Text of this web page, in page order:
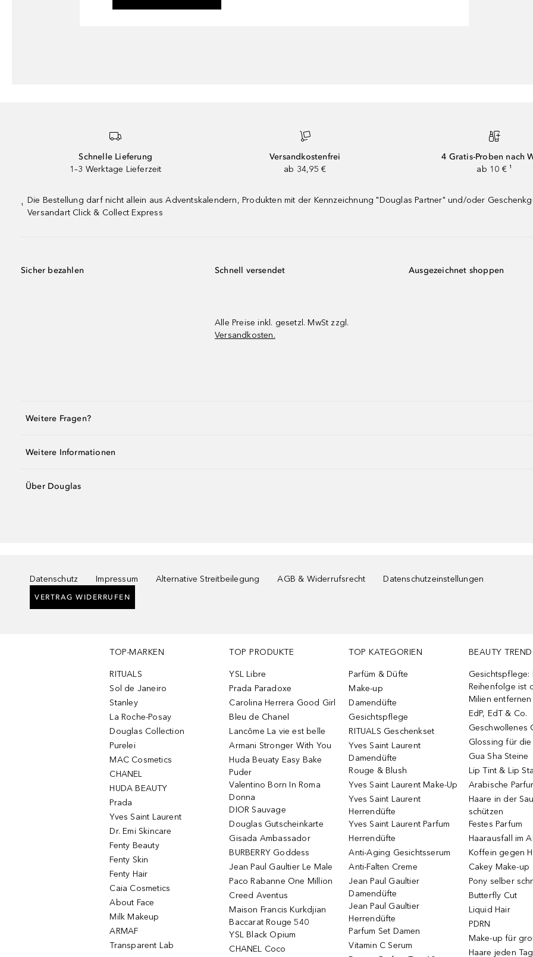
Schnelle Lieferung
1–3 Werktage Lieferzeit
Versandkostenfrei
ab 34,95 €
4 Gratis-Proben nach
ab 10 € ¹
¹
Die Bestellung darf nicht allein aus Adventskalendern, Produkten mit der Kennzeichnung "Douglas Partner" und/oder
Versandart Click & Collect Express
Sicher bezahlen Schnell versendet
Alle Preise inkl. gesetzl. MwSt zzgl.
Versandkosten.
Ausgezeichnet shoppen
Weitere Fragen?
Weitere Informationen
Über Douglas
Datenschutz Impressum Alternative Streitbeilegung AGB & Widerrufsrecht Datenschutzeinstellungen
VERTRAG WIDERRUFEN
TOP-MARKEN
RITUALS
Sol de Janeiro
Stanley
La Roche-Posay
Douglas Collection
Purelei
MAC Cosmetics
CHANEL
HUDA BEAUTY
Prada
Yves Saint Laurent
Dr. Emi Skincare
Fenty Beauty
Fenty Skin
Fenty Hair
Caia Cosmetics
About Face
Milk Makeup
ARMAF
Transparent Lab
TOP PRODUKTE
YSL Libre
Prada Paradoxe
Carolina Herrera Good Girl
Bleu de Chanel
Lancôme La vie est belle
Armani Stronger With You
Huda Beuaty Easy Bake
Puder
Valentino Born In Roma
Donna
DIOR Sauvage
Douglas Gutscheinkarte
Gisada Ambassador
BURBERRY Goddess
Jean Paul Gaultier Le Male
Paco Rabanne One Million
Creed Aventus
Maison Francis Kurkdjian
Baccarat Rouge 540
YSL Black Opium
CHANEL Coco
TOP KATEGORIEN
Parfüm & Düfte
Make-up
Damendüfte
Gesichtspflege
RITUALS Geschenkset
Yves Saint Laurent
Damendüfte
Rouge & Blush
Yves Saint Laurent Make-Up
Yves Saint Laurent
Herrendüfte
Yves Saint Laurent Parfum
Herrendüfte
Anti-Aging Gesichtsserum
Anti-Falten Creme
Jean Paul Gaultier
Damendüfte
Jean Paul Gaultier
Herrendüfte
Parfum Set Damen
Vitamin C Serum
BEAUTY
Gesichtspflege:
Reihenfolge ist
Milien entfernen
EdP, EdT & Co.
Geschwollenes
Glossing für die
Gua Sha Steine
Lip Tint & Lip
Arabische
Haare in der
schützen
Festes Parfum
Haarausfall im
Koffein gegen
Cakey Make-up
Pony selber
Butterfly Cut
Liquid Hair
PDRN
Make-up für
Haare jeden